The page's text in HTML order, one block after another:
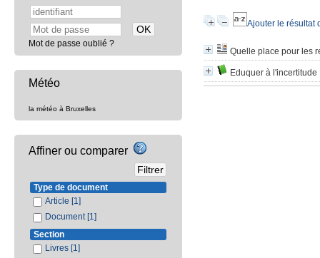
Ajouter le résultat
Quelle place pour les
Eduquer à l'incertitude
Mot de passe oublié ?
Météo
la météo à Bruxelles
Affiner ou comparer
Type de document
Article [1]
Document [1]
Section
Livres [1]